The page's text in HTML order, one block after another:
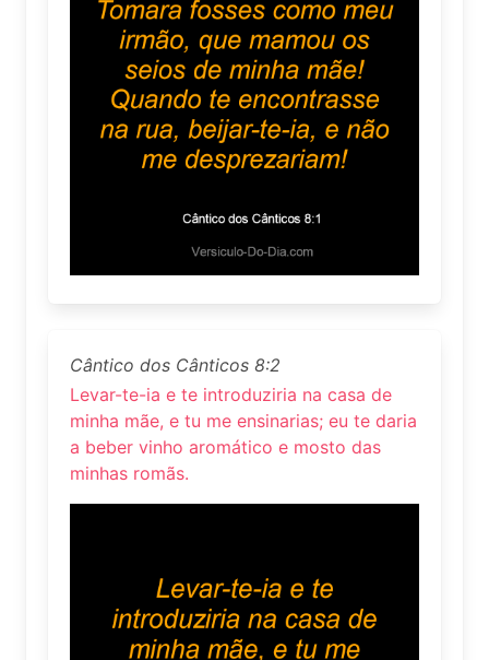
Cântico dos Cânticos 8:2
Levar-te-ia e te introduziria na casa de
minha mãe, e tu me ensinarias; eu te daria
a beber vinho aromático e mosto das
minhas romãs.